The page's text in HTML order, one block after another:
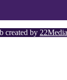
created by